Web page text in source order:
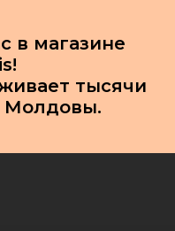
в магазине
тысячи
Молдовы.